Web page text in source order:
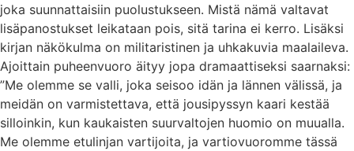
joka suunnattaisiin puolustukseen. Mistä nämä valtavat
lisäpanostukset leikataan pois, sitä tarina ei kerro. Lisäksi
kirjan näkökulma on militaristinen ja uhkakuvia maalaileva.
Ajoittain puheenvuoro äityy jopa dramaattiseksi saarnaksi:
”Me olemme se valli, joka seisoo idän ja lännen välissä, ja
meidän on varmistettava, että jousipyssyn kaari kestää
silloinkin, kun kaukaisten suurvaltojen huomio on muualla.
Me olemme etulinjan vartijoita, ja vartiovuoromme tässä